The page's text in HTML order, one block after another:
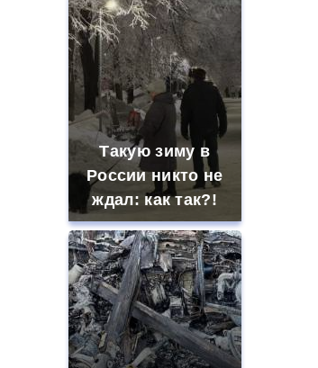
Такую зиму в
России никто не
ждал: как так?!